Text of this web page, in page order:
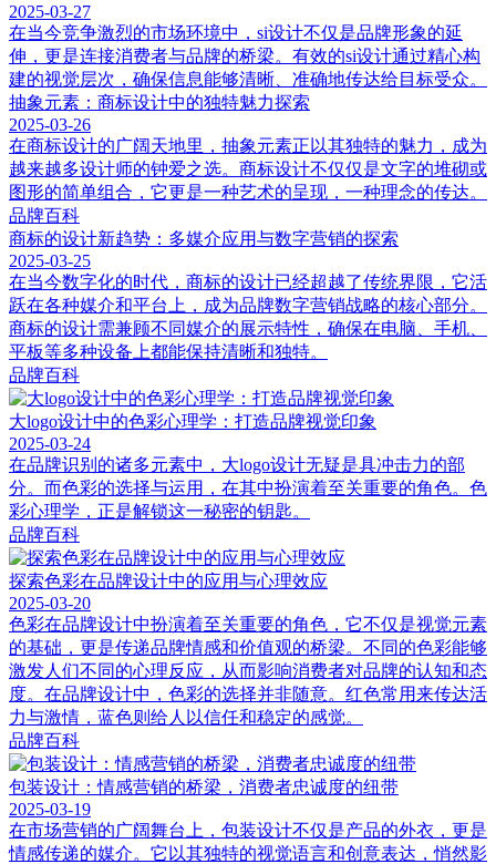
2025-03-27
在当今竞争激烈的市场环境中，si设计不仅是品牌形象的延
伸，更是连接消费者与品牌的桥梁。有效的si设计通过精心构
建的视觉层次，确保信息能够清晰、准确地传达给目标受众。
抽象元素：商标设计中的独特魅力探索
2025-03-26
在商标设计的广阔天地里，抽象元素正以其独特的魅力，成为
越来越多设计师的钟爱之选。商标设计不仅仅是文字的堆砌或
图形的简单组合，它更是一种艺术的呈现，一种理念的传达。
品牌百科
商标的设计新趋势：多媒介应用与数字营销的探索
2025-03-25
在当今数字化的时代，商标的设计已经超越了传统界限，它活
跃在各种媒介和平台上，成为品牌数字营销战略的核心部分。
商标的设计需兼顾不同媒介的展示特性，确保在电脑、手机、
平板等多种设备上都能保持清晰和独特。
品牌百科
大logo设计中的色彩心理学：打造品牌视觉印象
2025-03-24
在品牌识别的诸多元素中，大logo设计无疑是具冲击力的部
分。而色彩的选择与运用，在其中扮演着至关重要的角色。色
彩心理学，正是解锁这一秘密的钥匙。
品牌百科
探索色彩在品牌设计中的应用与心理效应
2025-03-20
色彩在品牌设计中扮演着至关重要的角色，它不仅是视觉元素
的基础，更是传递品牌情感和价值观的桥梁。不同的色彩能够
激发人们不同的心理反应，从而影响消费者对品牌的认知和态
度。在品牌设计中，色彩的选择并非随意。红色常用来传达活
力与激情，蓝色则给人以信任和稳定的感觉。
品牌百科
包装设计：情感营销的桥梁，消费者忠诚度的纽带
2025-03-19
在市场营销的广阔舞台上，包装设计不仅是产品的外衣，更是
情感传递的媒介。它以其独特的视觉语言和创意表达，悄然影